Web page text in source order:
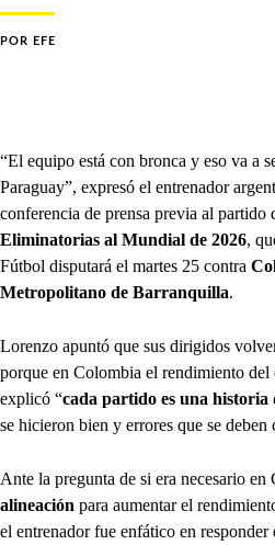
POR EFE
“El equipo está con bronca y eso va a
Paraguay”, expresó el entrenador
conferencia de prensa previa al partido
Eliminatorias al Mundial de 2026,
Fútbol disputará el martes 25 contra
Metropolitano de Barranquilla.
Lorenzo apuntó que sus dirigidos
porque en Colombia el rendimiento
explicó “cada partido es una historia
se hicieron bien y errores que se deben
Ante la pregunta de si era necesario en
alineación para aumentar el
el entrenador fue enfático en